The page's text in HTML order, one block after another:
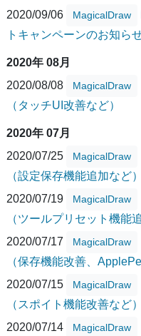
2020/09/06
MagicalDraw
トキャンペーンのお知ら
2020年 08月
2020/08/08
MagicalDraw
（タッチUI改善など）
2020年 07月
2020/07/25
MagicalDraw
（設定保存機能追加など）
2020/07/19
MagicalDraw
（ツールプリセット機能
2020/07/17
MagicalDraw
（保存機能改善、
2020/07/15
MagicalDraw
（スポイト機能改善など）
2020/07/14
MagicalDraw